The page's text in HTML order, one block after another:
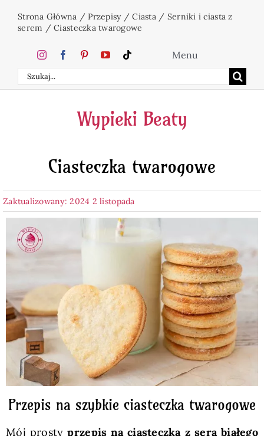
zawartości
Strona Główna /Przepisy/Ciasta/ Serniki i ciasta z
serem /Ciasteczka twarogowe
Szukaj
Menu
Home
Ciasta
Desery
Napoje
Pieczywo
Przetwory
Posiłki
Zdrowo i fit
Wypieki Beaty
Ciasteczka twarogowe
Zaktualizowany: 2024 2 listopada
Przepis na szybkie ciasteczka twarogowe
Mój prostyprzepis na ciasteczka z sera białego